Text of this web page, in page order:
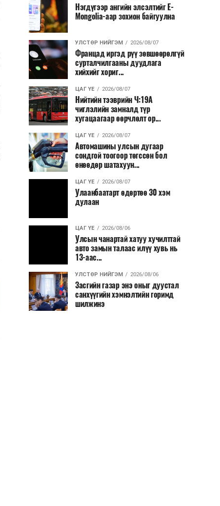
Нэгдүгээр ангийн элсэлтийг E-
Mongolia-аар зохион байгуулна
УЛСТӨР НИЙГЭМ 2026/08/07
Францад иргэд рүү зөвшөөрөлгүй
сурталчилгааны дуудлага
хийхийг хориг...
ЦАГ ҮЕ 2026/08/07
Нийтийн тээврийн Ч:19А
чиглэлийн замналд түр
хугацаагаар өөрчлөлт ор...
ЦАГ ҮЕ 2026/08/07
Автомашины улсын дугаар
сондгой тоогоор төгссөн бол
өнөөдөр шатахуун...
ЦАГ ҮЕ 2026/08/07
Улаанбаатарт өдөртөө 30 хэм
дулаан
ЦАГ ҮЕ 2026/08/06
Улсын чанартай хатуу хучилттай
авто замын талаас илүү хувь нь
13-аас...
УЛСТӨР НИЙГЭМ 2026/08/06
Засгийн газар энэ оныг дуустал
санхүүгийн хэмнэлтийн горимд
шилжинэ